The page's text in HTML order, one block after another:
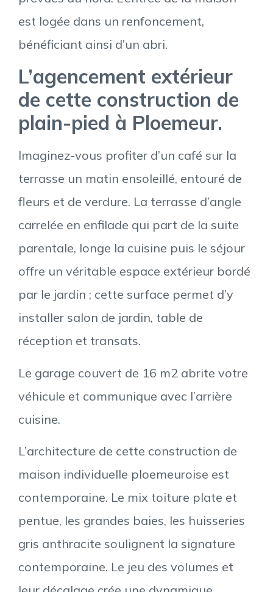
est logée dans un renfoncement,
bénéficiant ainsi d’un abri.
L’agencement extérieur
de cette construction de
plain-pied à Ploemeur.
Imaginez-vous profiter d’un café sur la
terrasse un matin ensoleillé, entouré de
fleurs et de verdure. La terrasse d’angle
carrelée en enfilade qui part de la suite
parentale, longe la cuisine puis le séjour
offre un véritable espace extérieur bordé
par le jardin ; cette surface permet d’y
installer salon de jardin, table de
réception et transats.
Le garage couvert de 16 m2 abrite votre
véhicule et communique avec l’arrière
cuisine.
L’architecture de cette construction de
maison individuelle ploemeuroise est
contemporaine. Le mix toiture plate et
pentue, les grandes baies, les huisseries
gris anthracite soulignent la signature
contemporaine. Le jeu des volumes et